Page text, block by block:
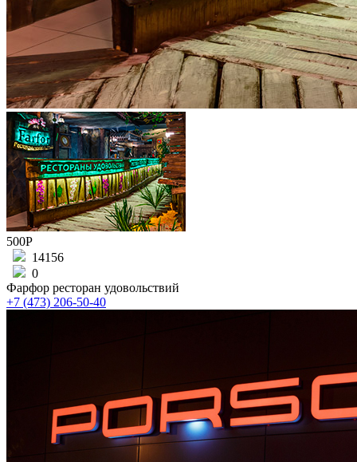
500Р
14156
0
Фарфор ресторан удовольствий
+7 (473) 206-50-40